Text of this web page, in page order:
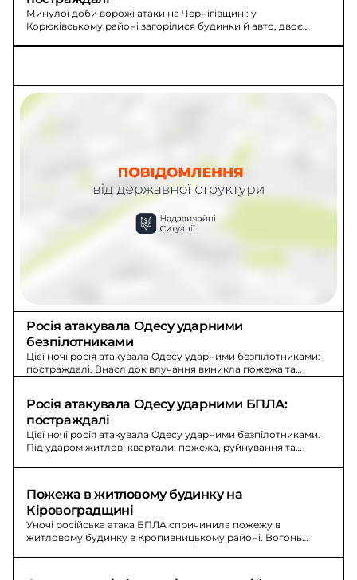
Минулої доби ворожі атаки на Чернігівщині: у
Корюківському районі загорілися будинки й авто, двоє
Росія атакувала Одесу ударними
безпілотниками
Цієї ночі росія атакувала Одесу ударними безпілотниками:
постраждалі. Внаслідок влучання виникла пожежа та
руйнування одноповерхового будинку, постраждала 11-
Росія атакувала Одесу ударними БПЛА:
постраждалі
Цієї ночі росія атакувала Одесу ударними безпілотниками.
Під ударом житлові квартали: пожежа, руйнування та
Пожежа в житловому будинку на
Кіровоградщині
Уночі російська атака БПЛА спричинила пожежу в
житловому будинку в Кропивницькому районі. Вогонь